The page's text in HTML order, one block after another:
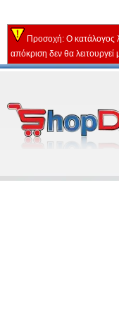
Προσοχή: Ο κατάλογος
απόκριση δεν θα λειτουργεί